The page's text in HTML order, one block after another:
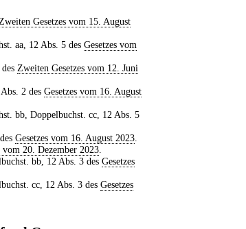
Zweiten Gesetzes vom 15. August
aa, 12 Abs. 5 des Gesetzes vom
Zweiten Gesetzes vom 12. Juni
2 des Gesetzes vom 16. August
bb, Doppelbuchst. cc, 12 Abs. 5
Gesetzes vom 16. August 2023.
vom 20. Dezember 2023.
bb, 12 Abs. 3 des Gesetzes
cc, 12 Abs. 3 des Gesetzes